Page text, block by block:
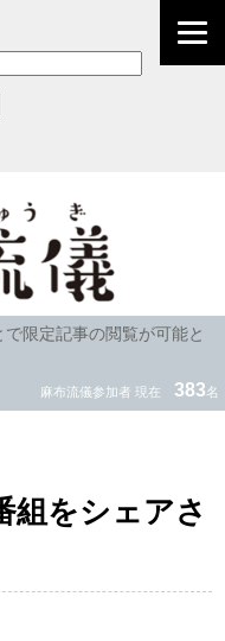
限定記事の閲覧が可能と
麻布流儀参加者 現在 383名
組をシェアさ